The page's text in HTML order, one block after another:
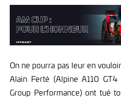
On ne pourra pas leur en
Alain Ferté (Alpine A110
Group Performance) ont tué